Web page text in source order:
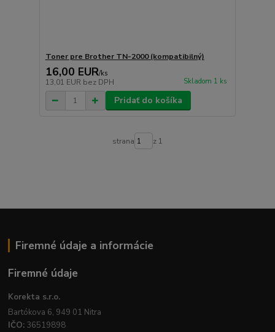
Toner pre Brother TN-2000 (kompatibilný)
16,00 EUR/ks
13,01 EUR bez DPH Skladom 1 ks
Pridať do košíka
strana z 1
Firemné údaje a informácie
Firemné údaje
Korekta s.r.o.
Bartókova 6, 949 01 Nitra
IČO: 36519898